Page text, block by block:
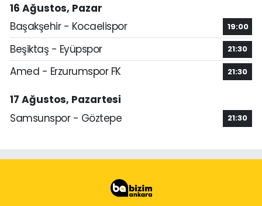
16 Ağustos, Pazar
Başakşehir - Kocaelispor
19:00
Beşiktaş - Eyüpspor 21:30
Amed - Erzurumspor FK 21:30
17 Ağustos, Pazartesi
Samsunspor - Göztepe
21:30